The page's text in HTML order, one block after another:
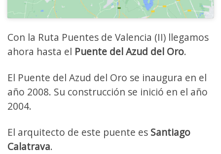
Con la Ruta Puentes de Valencia (II) llegamos
ahora hasta el Puente del Azud del Oro.
El Puente del Azud del Oro se inaugura en el
año 2008. Su construcción se inició en el año
2004.
El arquitecto de este puente es Santiago
Calatrava.